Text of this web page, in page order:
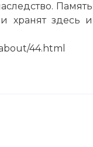
Память
хранят здесь и
44.html